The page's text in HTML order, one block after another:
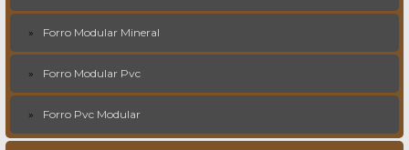
Forro Modular Mineral
Forro Modular Pvc
Forro Pvc Modular